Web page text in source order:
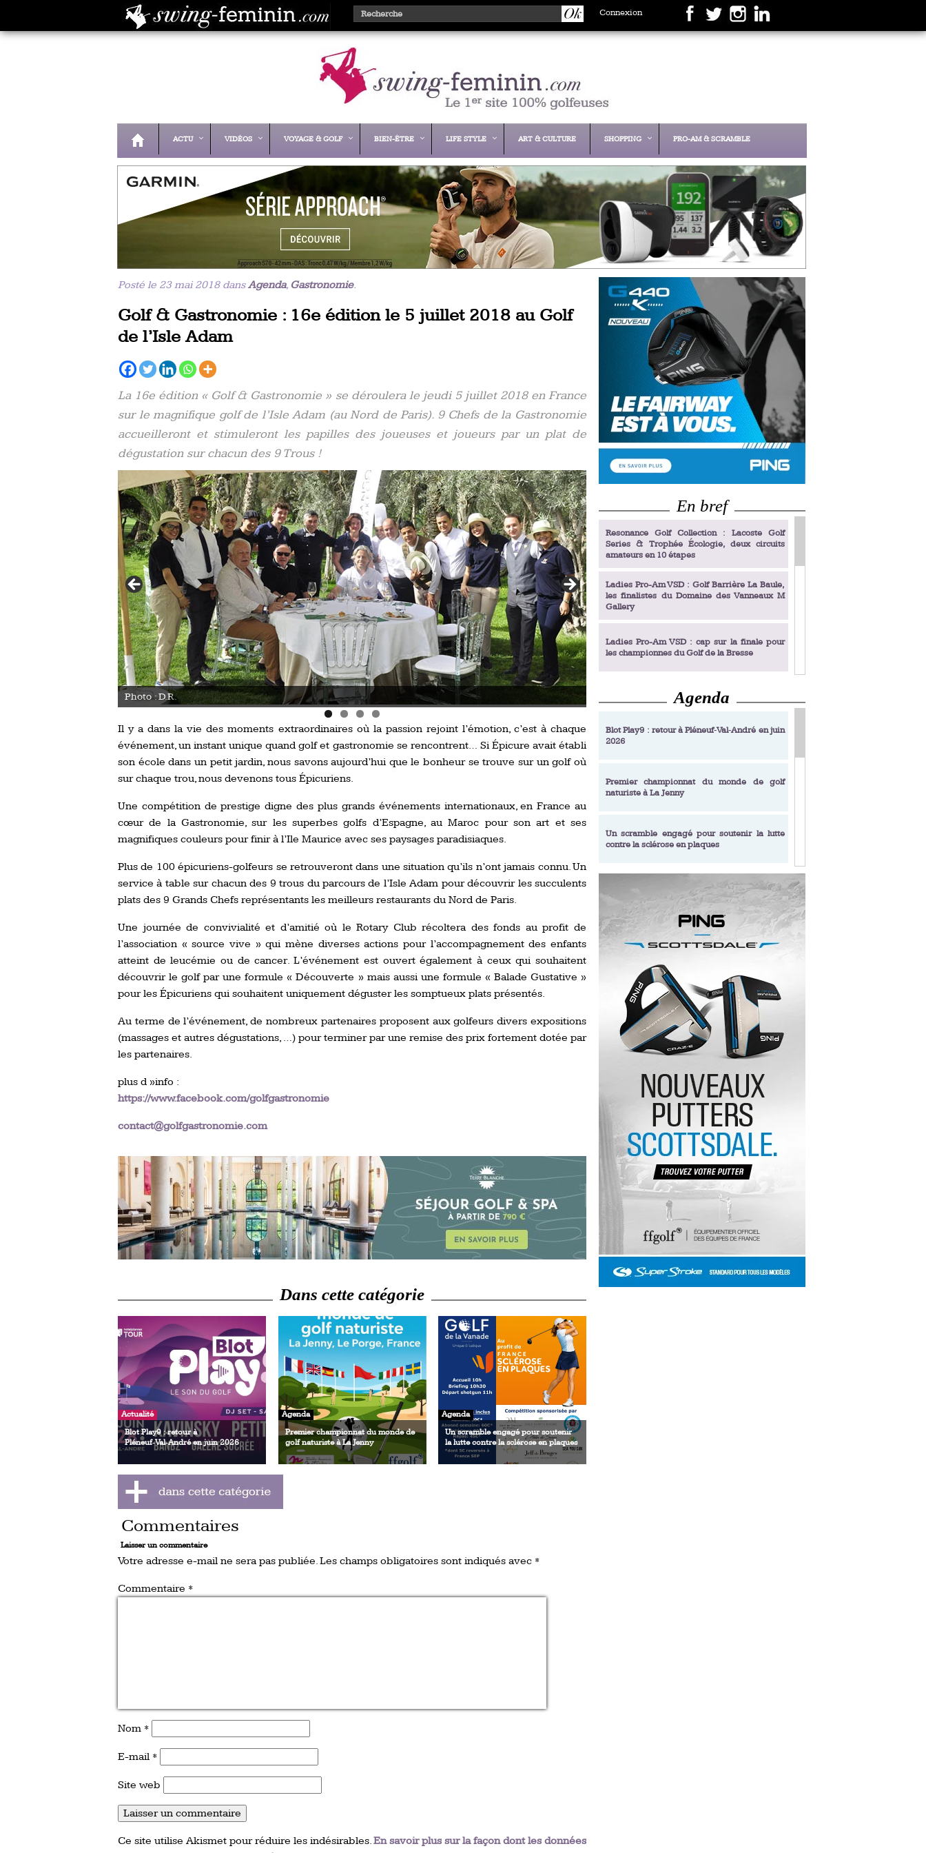
Connexion
ACTU VIDÉOS VOYAGE & GOLF BIEN-ÊTRE LIFE STYLE ART & CULTURE SHOPPING PRO-AM & SCRAMBLE
Posté le 23 mai 2018 dansAgenda, Gastronomie.
Golf & Gastronomie : 16e édition le 5 juillet 2018 au Golf
de l’Isle Adam
La 16e édition « Golf & Gastronomie » se déroulera le jeudi 5 juillet 2018 en France
sur le magnifique golf de l’Isle Adam (au Nord de Paris). 9 Chefs de la Gastronomie
accueilleront et stimuleront les papilles des joueuses et joueurs par un plat de
dégustation sur chacun des 9 Trous !
Photo : D.R.
Il y a dans la vie des moments extraordinaires où la passion rejoint l’émotion, c’est à chaque
événement, un instant unique quand golf et gastronomie se rencontrent… Si Épicure avait établi
son école dans un petit jardin, nous savons aujourd’hui que le bonheur se trouve sur un golf où
sur chaque trou, nous devenons tous Épicuriens.
Une compétition de prestige digne des plus grands événements internationaux, en France au
cœur de la Gastronomie, sur les superbes golfs d’Espagne, au Maroc pour son art et ses
magnifiques couleurs pour finir à l’Ile Maurice avec ses paysages paradisiaques.
Plus de 100 épicuriens-golfeurs se retrouveront dans une situation qu’ils n’ont jamais connu. Un
service à table sur chacun des 9 trous du parcours de l’Isle Adam pour découvrir les succulents
plats des 9 Grands Chefs représentants les meilleurs restaurants du Nord de Paris.
Une journée de convivialité et d’amitié où le Rotary Club récoltera des fonds au profit de
l’association « source vive » qui mène diverses actions pour l’accompagnement des enfants
atteint de leucémie ou de cancer. L’événement est ouvert également à ceux qui souhaitent
découvrir le golf par une formule « Découverte » mais aussi une formule « Balade Gustative »
pour les Épicuriens qui souhaitent uniquement déguster les somptueux plats présentés.
Au terme de l’événement, de nombreux partenaires proposent aux golfeurs divers expositions
(massages et autres dégustations, …) pour terminer par une remise des prix fortement dotée par
les partenaires.
plus d »info :
https://www.facebook.com/golfgastronomie
contact@golfgastronomie.com
Dans cette catégorie
Actualité
Blot Play9 : retour à
Pléneuf‑Val‑André en juin 2026
Agenda
Premier championnat du monde de
golf naturiste à La Jenny
Agenda
Un scramble engagé pour soutenir
la lutte contre la sclérose en plaques
Commentaires
Laisser un commentaire
Votre adresse e-mail ne sera pas publiée.Les champs obligatoires sont indiqués avec *
Commentaire *
Nom *
E-mail *
Site web
Ce site utilise Akismet pour réduire les indésirables.En savoir plus sur la façon dont les données
En bref
Resonance Golf Collection : Lacoste Golf
Series & Trophée Écologie, deux circuits
amateurs en 10 étapes
Ladies Pro-Am VSD : Golf Barrière La Baule,
les finalistes du Domaine des Vanneaux M
Gallery
Ladies Pro-Am VSD : cap sur la finale pour
les championnes du Golf de la Bresse
Ladies Pro-Am VSD : Golf du Prieuré, elles
décrochent leur billet pour la finale
Enfin un livre de golf pensé pour les femmes
Ladies Pro-Am VSD : les premières
Académie Golf Barrière Julien Xanthopoulos,
Amundi Evian Championship, de nouvelles
expériences immersives
Evian Resort Golf Club : Saison 2 du
Programme Performance
Agenda
Blot Play9 : retour à Pléneuf‑Val‑André en juin
2026
Premier championnat du monde de golf
naturiste à La Jenny
Un scramble engagé pour soutenir la lutte
contre la sclérose en plaques
Series & Trophée Écologie, deux circuits
amateurs en 10 étapes
Royal Air Maroc Golf & Padel Cup : le nouvel
event sport et networking
LPGA Tour 2026 : une saison record pour le
golf féminin
Ladies European Tour 2026 : une saison
historique sur cinq continents
Debout en Bouts prolonge la Fashion Week à
Roland-Garros
Lacoste Ladies Open 2025 : Céline Boutier
de retour à Deauville
Aphrodite Hills Team Cup 2025 : de retour a
Chypre